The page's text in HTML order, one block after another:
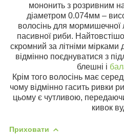
мононить з розривним
діаметром 0.074мм –
волосінь для мормишечної
пасивної риби.
скромний за літніми
відмінно поєднуватися з
блешні і
Крім того волосінь має
чому відмінно гасить ривки
цьому є чутливою,
кивок
Приховати